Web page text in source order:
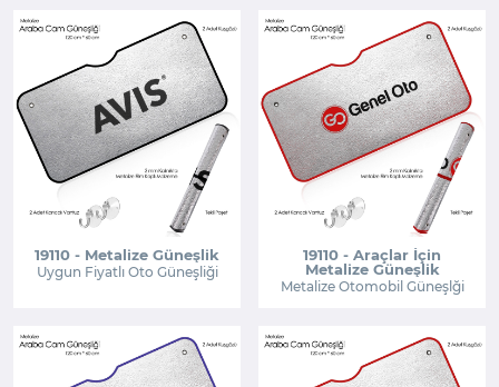
19110 - Metalize Güneşlik
Uygun Fiyatlı Oto Güneşliği
19110 - Araçlar İçin
Metalize Güneşlik
Metalize Otomobil Güneşlği